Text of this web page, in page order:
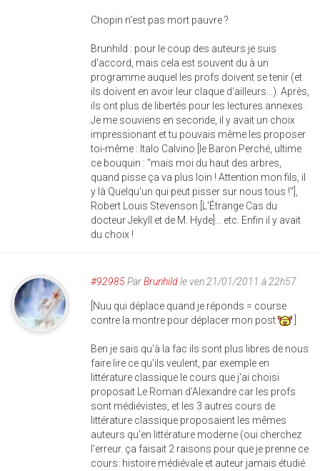
Chopin n'est pas mort pauvre ?
Brunhild : pour le coup des auteurs je suis
d'accord, mais cela est souvent du à un
programme auquel les profs doivent se tenir (et
ils doivent en avoir leur claque d'ailleurs...). Après,
ils ont plus de libertés pour les lectures annexes.
Je me souviens en seconde, il y avait un choix
impressionant et tu pouvais même les proposer
toi-même : Italo Calvino [le Baron Perché, ultime
ce bouquin : "mais moi du haut des arbres,
quand pisse ça va plus loin ! Attention mon fils, il
y là Quelqu'un qui peut pisser sur nous tous !"],
Robert Louis Stevenson [L'Étrange Cas du
docteur Jekyll et de M. Hyde]... etc. Enfin il y avait
du choix !
#92985ParBrunhildle ven 21/01/2011 à 22h57
[Nuu qui déplace quand je réponds = course
contre la montre pour déplacer mon post
Ben je sais qu'à la fac ils sont plus libres de nous
faire lire ce qu'ils veulent, par exemple en
littérature classique le cours que j'ai choisi
proposait Le Roman d'Alexandre car les profs
sont médiévistes, et les 3 autres cours de
littérature classique proposaient les mêmes
auteurs qu'en littérature moderne (oui cherchez
l'erreur. ça faisait 2 raisons pour que je prenne ce
cours: histoire médiévale et auteur jamais étudié